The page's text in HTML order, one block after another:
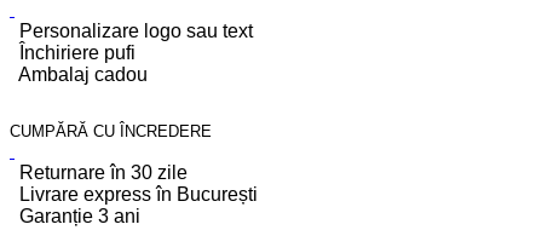
Personalizare logo sau text
Închiriere pufi
Ambalaj cadou
CUMPĂRĂ CU ÎNCREDERE
Returnare în 30 zile
Livrare express în București
Garanție 3 ani